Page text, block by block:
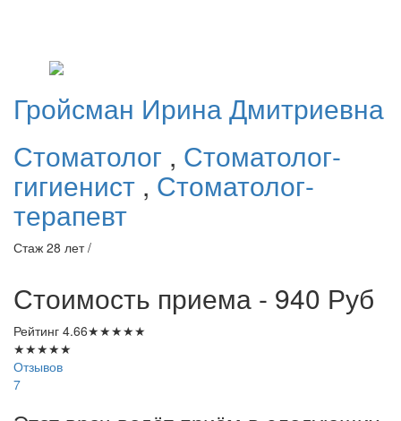
Гройсман Ирина Дмитриевна
Стоматолог , Стоматолог-
гигиенист , Стоматолог-
терапевт
Стаж 28 лет /
Стоимость приема - 940 Руб
Рейтинг 4.66★★★★★
★★★★★
Отзывов
7